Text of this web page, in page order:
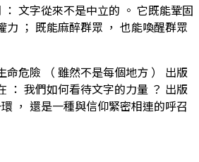
文字從來不是中立的 。 它既能鞏固
力 ； 既能麻醉群眾 ， 也能喚醒群眾
命危險 （ 雖然不是每個地方 ） 出版
： 我們如何看待文字的力量 ？ 出版
， 還是一種與信仰緊密相連的呼召